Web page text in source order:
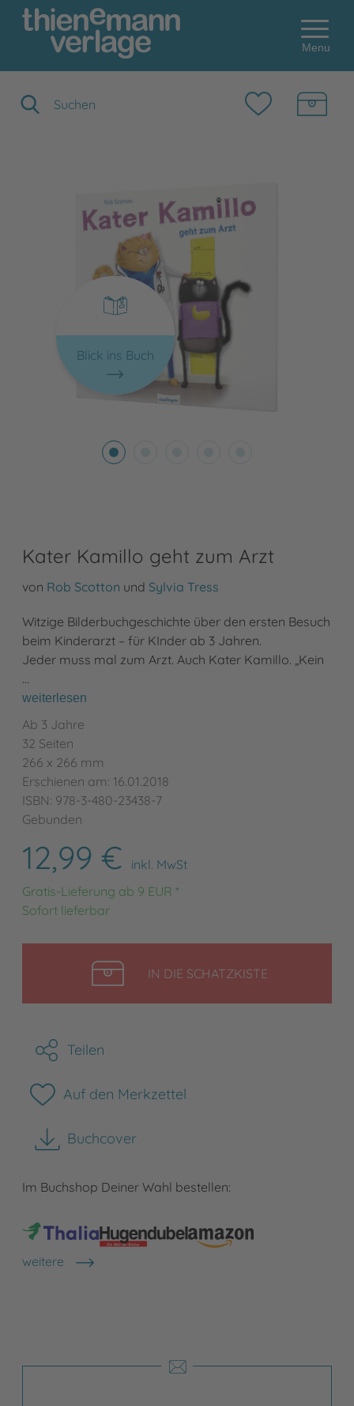
Menu
Blick ins Buch
Kater Kamillo geht zum Arzt
von Rob Scotton und Sylvia Tress
Witzige Bilderbuchgeschichte über den ersten Besuch
beim Kinderarzt – für KInder ab 3 Jahren.
Jeder muss mal zum Arzt. Auch Kater Kamillo. „Kein
…
weiterlesen
Ab 3 Jahre
32 Seiten
266 x 266 mm
Erschienen am: 16.01.2018
ISBN: 978-3-480-23438-7
Gebunden
12,99 €
inkl. MwSt
Gratis-Lieferung ab 9 EUR *
Sofort lieferbar
IN DIE SCHATZKISTELEGEN
Teilen
Auf den Merkzettel
Buchcover
herunterladen
Im Buchshop Deiner Wahl bestellen:
weitere
Shops anzeigen